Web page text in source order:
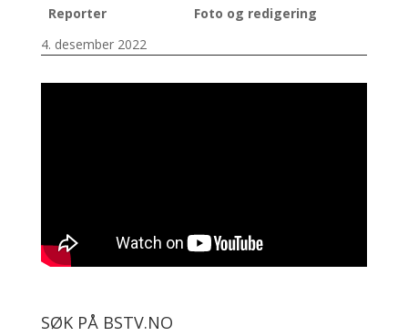
Reporter
Foto og redigering
4. desember 2022
SØK PÅ BSTV.NO